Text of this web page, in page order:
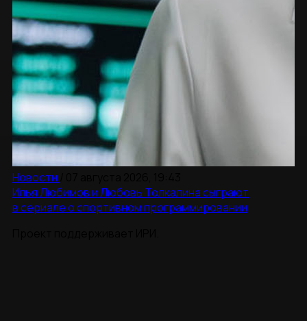
Новости
Илья Любимов и Любовь Толкалина сыграют
в сериале о спортивном программировании